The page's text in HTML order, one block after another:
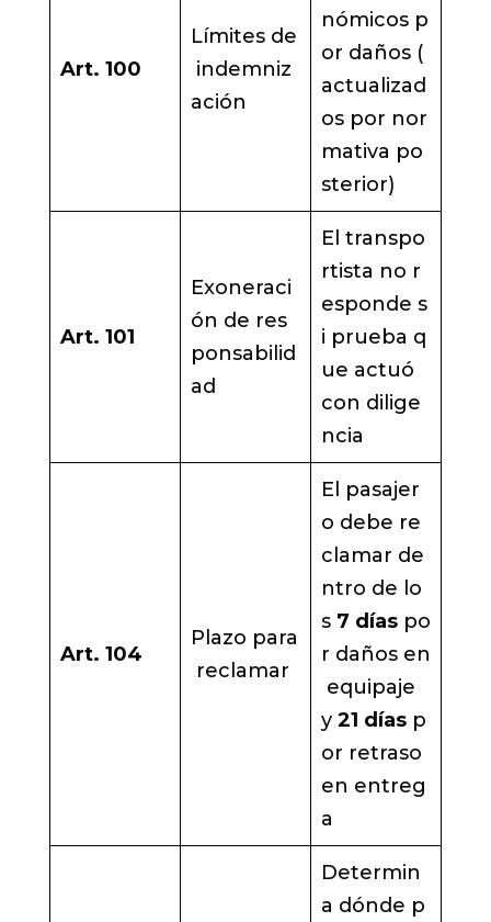
Art. 100
Límites de
indemniz
ación
nómicos p
or daños (
actualizad
os por nor
mativa po
sterior)
Art. 101
Exoneraci
ón de res
ponsabilid
ad
El transpo
rtista no r
esponde s
i prueba q
ue actuó
con dilige
ncia
Art. 104
Plazo para
reclamar
El pasajer
o debe re
clamar de
ntro de lo
s 7 díaspo
r daños en
equipaje
y 21 díasp
or retraso
en entreg
a
Determin
a dónde p